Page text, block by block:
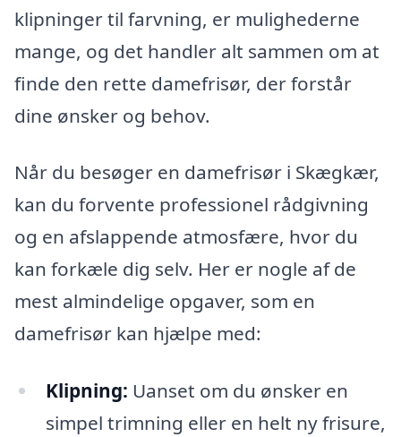
klipninger til farvning, er mulighederne
mange, og det handler alt sammen om at
finde den rette damefrisør, der forstår
dine ønsker og behov.
Når du besøger en damefrisør i Skægkær,
kan du forvente professionel rådgivning
og en afslappende atmosfære, hvor du
kan forkæle dig selv. Her er nogle af de
mest almindelige opgaver, som en
damefrisør kan hjælpe med:
Klipning: Uanset om du ønsker en
simpel trimning eller en helt ny frisure,